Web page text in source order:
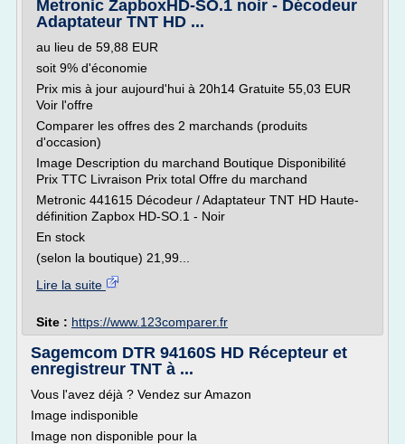
Metronic ZapboxHD-SO.1 noir - Décodeur
Adaptateur TNT HD ...
au lieu de 59,88 EUR
soit 9% d'économie
Prix mis à jour aujourd'hui à 20h14 Gratuite 55,03 EUR
Voir l'offre
Comparer les offres des 2 marchands (produits
d'occasion)
Image Description du marchand Boutique Disponibilité
Prix TTC Livraison Prix total Offre du marchand
Metronic 441615 Décodeur / Adaptateur TNT HD Haute-
définition Zapbox HD-SO.1 - Noir
En stock
(selon la boutique) 21,99...
Lire la suite
Site : https://www.123comparer.fr
Sagemcom DTR 94160S HD Récepteur et
enregistreur TNT à ...
Vous l'avez déjà ? Vendez sur Amazon
Image indisponible
Image non disponible pour la